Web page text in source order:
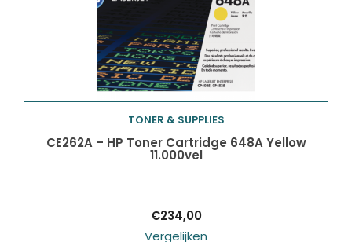
Toevoegen aan
TONER & SUPPLIES
CE262A – HP Toner Cartridge 648A Yellow
11.000vel
€234,00
Vergelijken